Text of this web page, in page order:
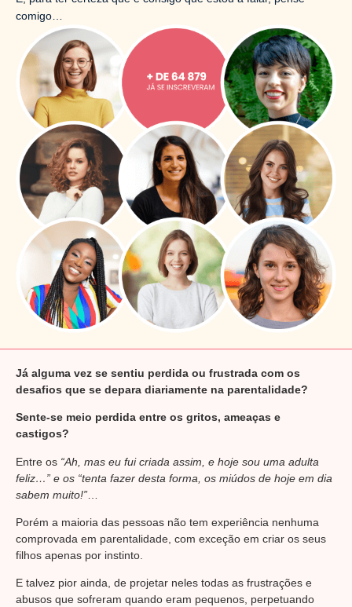
comigo…
Já alguma vez se sentiu perdida ou frustrada com os
desafios que se depara diariamente na parentalidade?
Sente-se meio perdida entre os gritos, ameaças e
castigos?
Entre os “Ah, mas eu fui criada assim, e hoje sou uma adulta
feliz…” e os “tenta fazer desta forma, os miúdos de hoje em dia
sabem muito!”
Porém a maioria das pessoas não tem experiência nenhuma
comprovada em parentalidade, com exceção em criar os seus
filhos apenas por instinto.
E talvez pior ainda, de projetar neles todas as frustrações e
abusos que sofreram quando eram pequenos, perpetuando